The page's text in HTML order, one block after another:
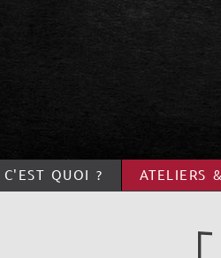
C'EST QUOI ? ATELIERS